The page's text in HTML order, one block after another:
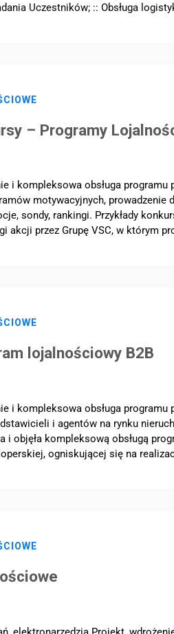
Uczestników; :: Obsługa
– Programy
i kompleksowa obsługa programu
motywacyjnych, prowadzenie
sondy, rankingi. Przykłady
akcji przez Grupę VSC, w którym
lojalnościowy B2B
i kompleksowa obsługa programu
i agentów na rynku
i objęła kompleksową obsługą
ogniskującej się na